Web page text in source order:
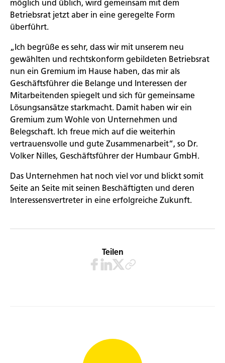
möglich und üblich, wird gemeinsam mit dem
Betriebsrat jetzt aber in eine geregelte Form
überführt.
„Ich begrüße es sehr, dass wir mit unserem neu
gewählten und rechtskonform gebildeten Betriebsrat
nun ein Gremium im Hause haben, das mir als
Geschäftsführer die Belange und Interessen der
Mitarbeitenden spiegelt und sich für gemeinsame
Lösungsansätze starkmacht. Damit haben wir ein
Gremium zum Wohle von Unternehmen und
Belegschaft. Ich freue mich auf die weiterhin
vertrauensvolle und gute Zusammenarbeit“, so Dr.
Volker Nilles, Geschäftsführer der Humbaur GmbH.
Das Unternehmen hat noch viel vor und blickt somit
Seite an Seite mit seinen Beschäftigten und deren
Interessensvertreter in eine erfolgreiche Zukunft.
Teilen